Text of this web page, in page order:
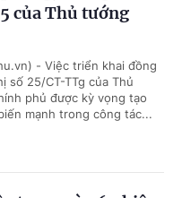
của Thủ tướng
- Việc triển khai đồng
số 25/CT-TTg của Thủ
phủ được kỳ vọng tạo
mạnh trong công tác...